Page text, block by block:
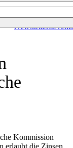
NewslettersEvents
Kommission